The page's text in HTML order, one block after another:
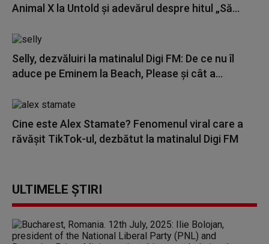
Animal X la Untold și adevărul despre hitul „Să...
Selly, dezvăluiri la matinalul Digi FM: De ce nu îl
aduce pe Eminem la Beach, Please și cât a...
Cine este Alex Stamate? Fenomenul viral care a
răvășit TikTok-ul, dezbătut la matinalul Digi FM
ULTIMELE ȘTIRI